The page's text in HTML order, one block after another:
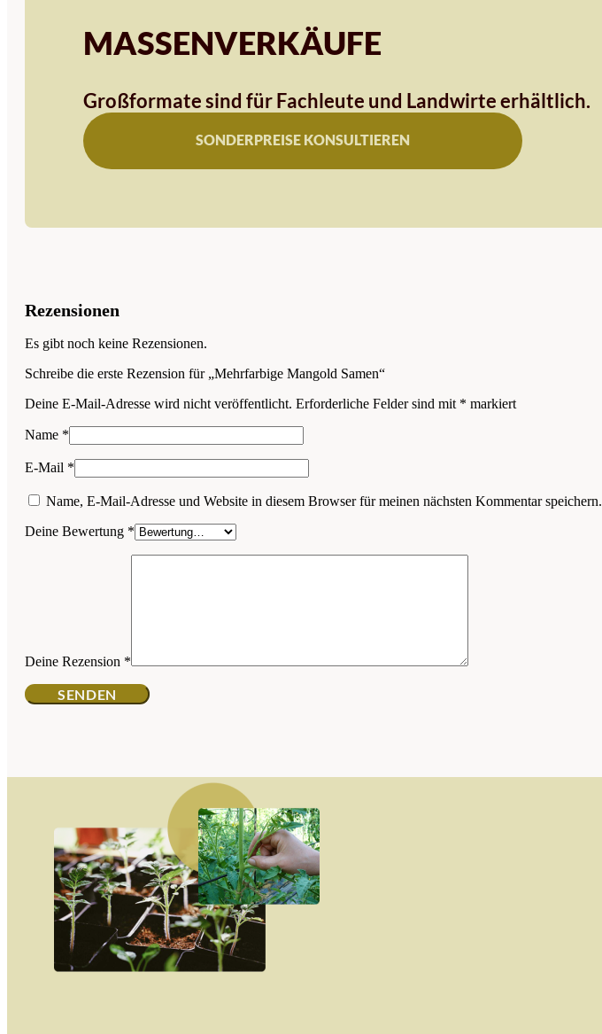
MASSENVERKÄUFE
Großformate sind für Fachleute und Landwirte erhältlich.
SONDERPREISE KONSULTIEREN
Rezensionen
Es gibt noch keine Rezensionen.
Schreibe die erste Rezension für „Mehrfarbige Mangold Samen“
Deine E-Mail-Adresse wird nicht veröffentlicht. Erforderliche Felder sind mit * markiert
Name *
E-Mail *
Name, E-Mail-Adresse und Website in diesem Browser für meinen nächsten Kommentar speichern.
Deine Bewertung *
Deine Rezension *